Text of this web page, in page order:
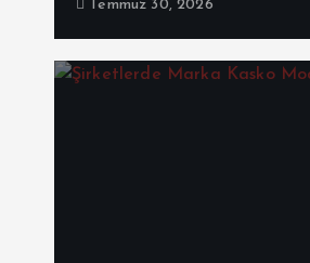
Temmuz 30, 2026